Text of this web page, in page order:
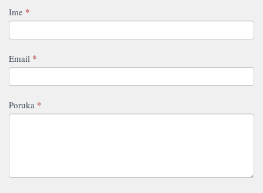
Contact
Us
Ime *
Email *
Poruka *
If
you
are
human,
leave
this
blank.